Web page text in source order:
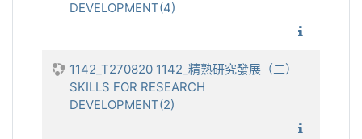
DEVELOPMENT(4)
1142_T270820 1142_精熟研究發展（二）
SKILLS FOR RESEARCH
DEVELOPMENT(2)